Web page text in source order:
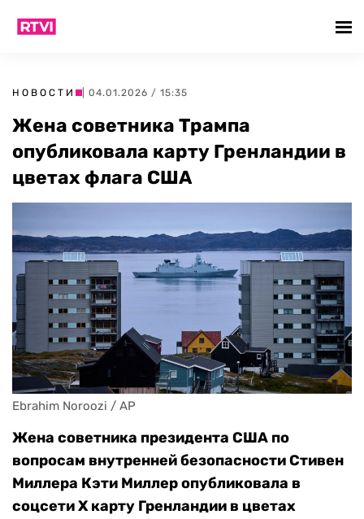
НОВОСТИ | 04.01.2026 / 15:35
Жена советника Трампа
опубликовала карту Гренландии в
цветах флага США
Ebrahim Noroozi / AP
Жена советника президента США по
вопросам внутренней безопасности Стивен
Миллера Кэти Миллер опубликовала в
соцсети X карту Гренландии в цветах